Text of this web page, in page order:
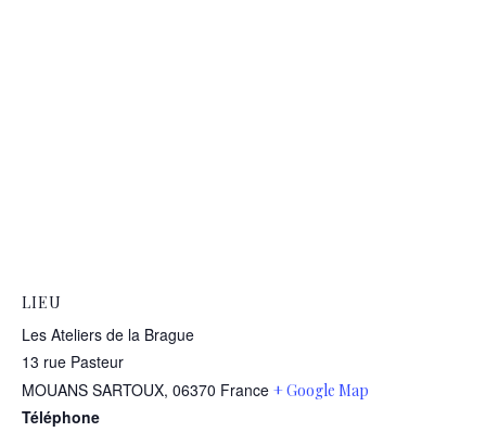
LIEU
Les Ateliers de la Brague
13 rue Pasteur
MOUANS SARTOUX, 06370 France + Google Map
Téléphone